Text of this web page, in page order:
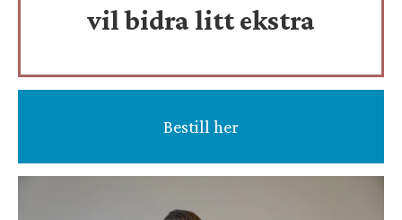
vil bidra litt ekstra
Bestill her